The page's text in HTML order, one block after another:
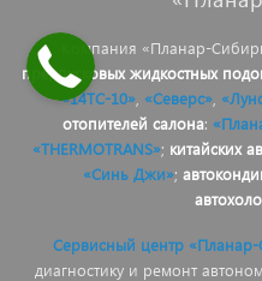
Компания «Планар-
предпусковых жидкостных
«14ТС-10», «Северс»,
отопителей салона:
«THERMOTRANS»; китайских
«Синь Джи»;
Сервисный центр
диагностику и ремонт